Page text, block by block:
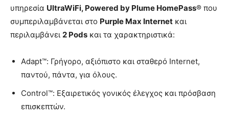
υπηρεσία UltraWiFi, Powered by Plume HomePass® που
συμπεριλαμβάνεται στο Purple Max Internet και
περιλαμβάνει 2 Pods και τα χαρακτηριστικά:
Adapt™: Γρήγορο, αξιόπιστο και σταθερό Internet,
παντού, πάντα, για όλους.
Control™: Εξαιρετικός γονικός έλεγχος και πρόσβαση
επισκεπτών.